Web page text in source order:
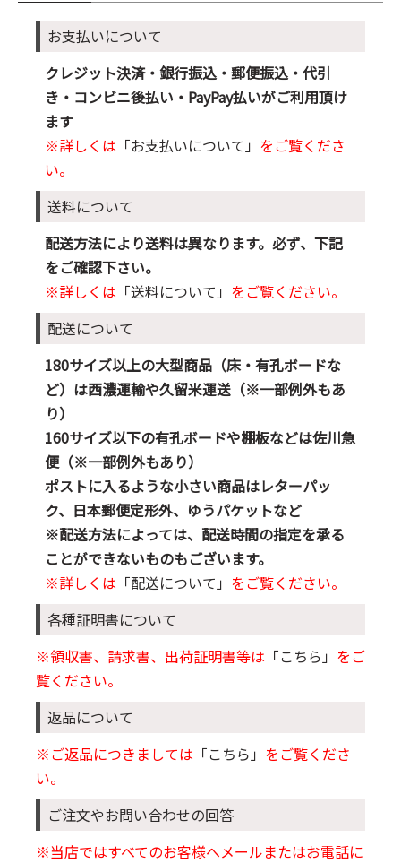
お支払いについて
クレジット決済・銀行振込・郵便振込・代引
き・コンビニ後払い・PayPay払いがご利用頂け
ます
※詳しくは 「お支払いについて」 をご覧くださ
い。
送料について
配送方法により送料は異なります。必ず、下記
をご確認下さい。
※詳しくは 「送料について」 をご覧ください。
配送について
180サイズ以上の大型商品（床・有孔ボードな
ど）は西濃運輸や久留米運送（※一部例外もあ
り）
160サイズ以下の有孔ボードや棚板などは佐川急
便（※一部例外もあり）
ポストに入るような小さい商品はレターパッ
ク、日本郵便定形外、ゆうパケットなど
※配送方法によっては、配送時間の指定を承る
ことができないものもございます。
※詳しくは 「配送について」 をご覧ください。
各種証明書について
※領収書、請求書、出荷証明書等は 「こちら」 をご
覧ください。
返品について
※ご返品につきましては 「こちら」 をご覧くださ
い。
ご注文やお問い合わせの回答
※当店ではすべてのお客様へメールまたはお電話に